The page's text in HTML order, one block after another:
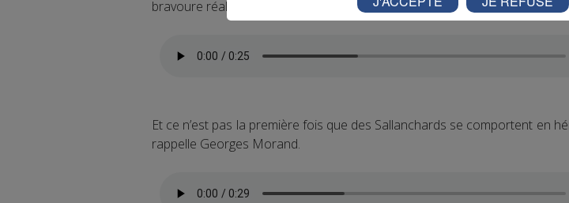
bravoure réalisée lundi par son riverain.
Et ce n’est pas la première fois que des Sallanchards se comportent en
rappelle Georges Morand.